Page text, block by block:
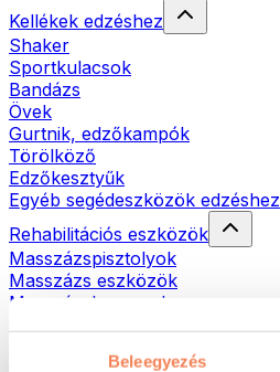
Beleegyezés
Kellékek edzéshez
Shaker
Sportkulacsok
Bandázs
Övek
Gurtnik, edzőkampók
Törölköző
Edzőkesztyűk
Egyéb segédeszközök edzéshez
Rehabilitációs eszközök
Masszázspisztolyok
Masszázs eszközök
Masszázshengerek
Táskák & hátizsákok